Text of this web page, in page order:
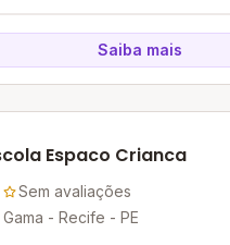
Saiba mais
Espaco Crianca
Sem avaliações
- Recife - PE